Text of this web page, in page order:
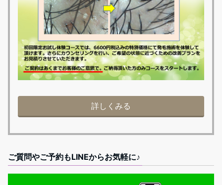
詳しくみる
ご質問やご予約もLINEからお気軽に♪